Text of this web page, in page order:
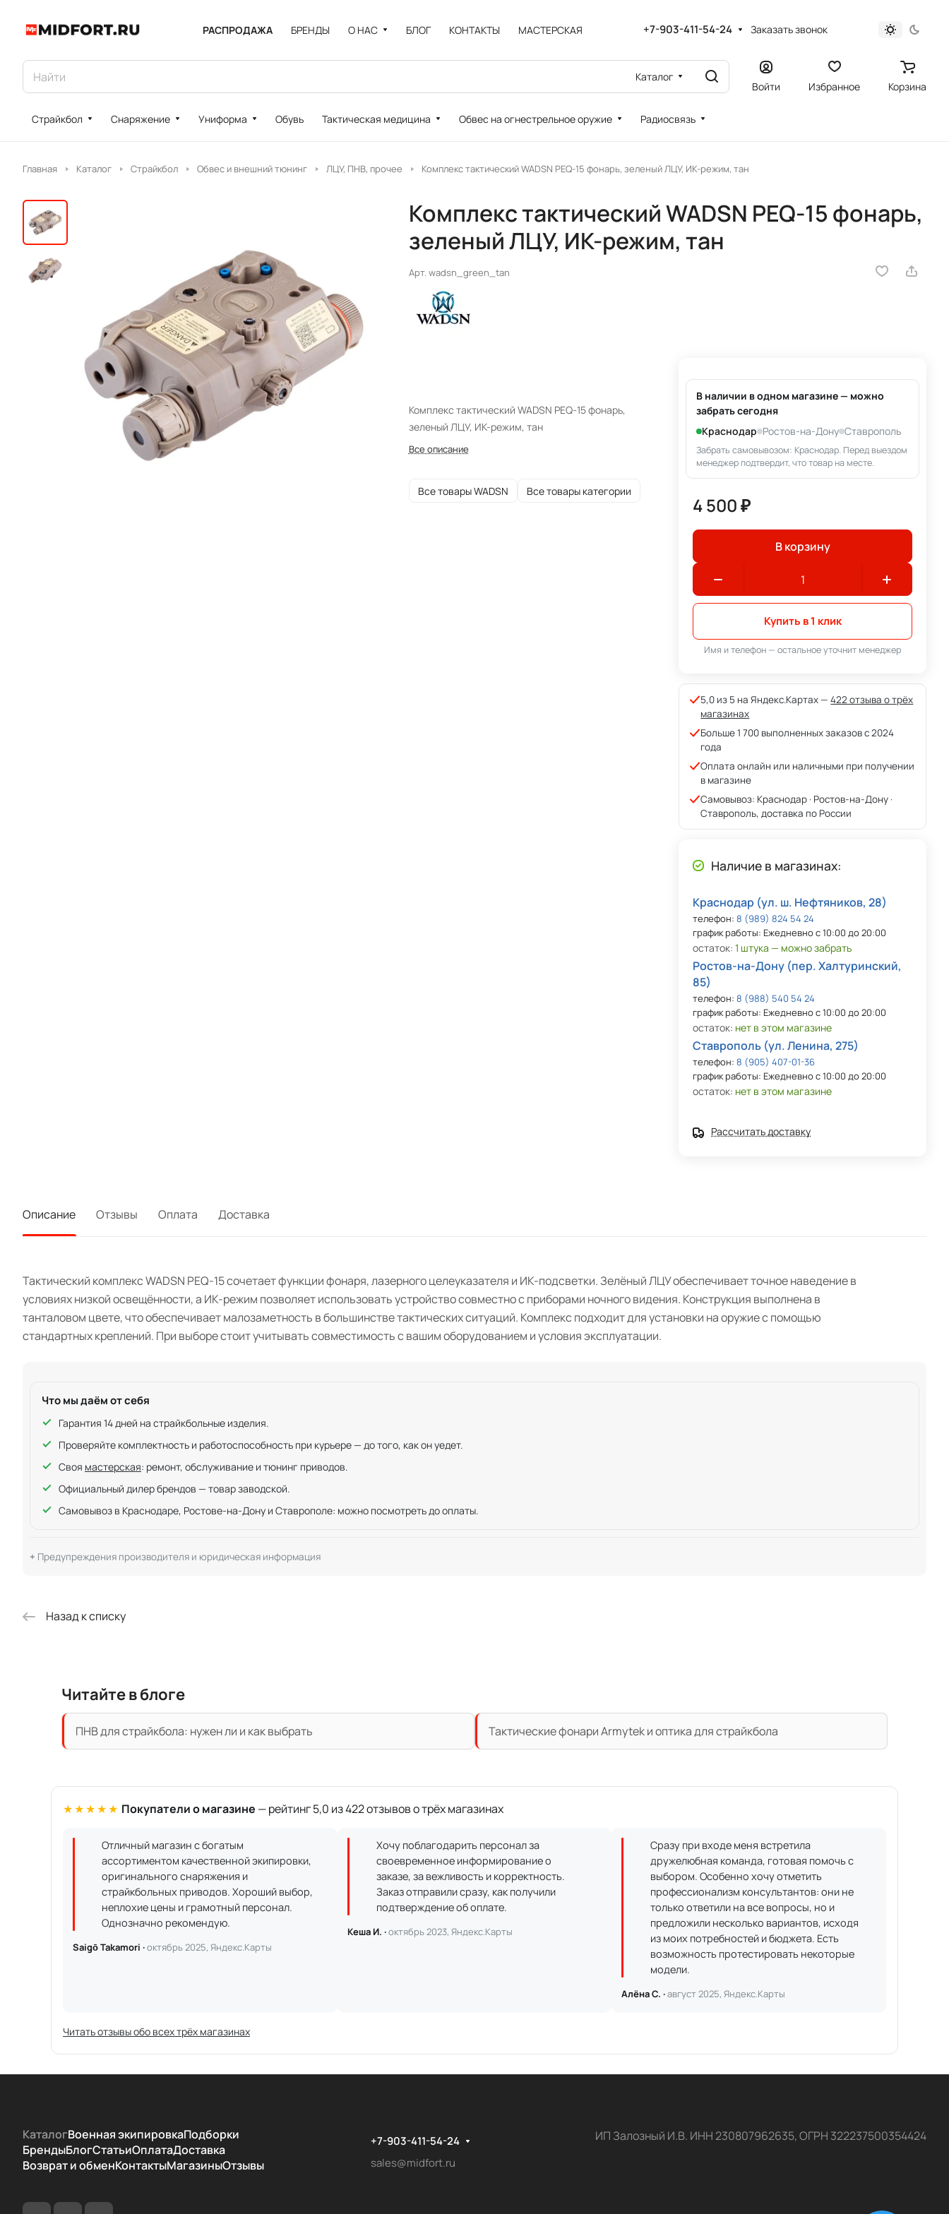
РАСПРОДАЖА БРЕНДЫ О НАС БЛОГ КОНТАКТЫ МАСТЕРСКАЯ +7-903-411-54-24 Заказать звонок
Каталог
Войти Избранное Корзина
Страйкбол Снаряжение Униформа Обувь Тактическая медицина Обвес на огнестрельное оружие Радиосвязь
Главная Каталог Страйкбол Обвес и внешний тюнинг ЛЦУ, ПНВ, прочее Комплекс тактический WADSN PEQ-15 фонарь, зеленый ЛЦУ, ИК-режим, тан
Комплекс тактический WADSN PEQ-15 фонарь,
зеленый ЛЦУ, ИК-режим, тан
Арт.wadsn_green_tan
Комплекс тактический WADSN PEQ-15 фонарь,
зеленый ЛЦУ, ИК-режим, тан
Все описание
Все товары WADSN Все товары категории
В наличии в одном магазине — можно
забрать сегодня
Краснодар Ростов-на-Дону Ставрополь
Забрать самовывозом: Краснодар. Перед выездом
менеджер подтвердит, что товар на месте.
4 500 ₽
В корзину
Купить в 1 клик
Имя и телефон — остальное уточнит менеджер
5,0 из 5 на Яндекс.Картах —422 отзыва о трёх
магазинах
Больше 1 700 выполненных заказов с 2024
года
Оплата онлайн или наличными при получении
в магазине
Самовывоз: Краснодар · Ростов-на-Дону ·
Ставрополь, доставка по России
Наличие в магазинах:
Краснодар (ул. ш. Нефтяников, 28)
телефон:8 (989) 824 54 24
график работы: Ежедневно с 10:00 до 20:00
остаток:1 штука — можно забрать
Ростов-на-Дону (пер. Халтуринский,
85)
телефон:8 (988) 540 54 24
график работы: Ежедневно с 10:00 до 20:00
остаток: нет в этом магазине
Ставрополь (ул. Ленина, 275)
телефон:8 (905) 407-01-36
график работы: Ежедневно с 10:00 до 20:00
остаток: нет в этом магазине
Рассчитать доставку
Описание Отзывы Оплата Доставка
Тактический комплекс WADSN PEQ-15 сочетает функции фонаря, лазерного целеуказателя и ИК-подсветки. Зелёный ЛЦУ обеспечивает точное наведение в
условиях низкой освещённости, а ИК-режим позволяет использовать устройство совместно с приборами ночного видения. Конструкция выполнена в
танталовом цвете, что обеспечивает малозаметность в большинстве тактических ситуаций. Комплекс подходит для установки на оружие с помощью
стандартных креплений. При выборе стоит учитывать совместимость с вашим оборудованием и условия эксплуатации.
Что мы даём от себя
Гарантия 14 дней на страйкбольные изделия.
Проверяйте комплектность и работоспособность при курьере — до того, как он уедет.
Своя мастерская: ремонт, обслуживание и тюнинг приводов.
Официальный дилер брендов — товар заводской.
Самовывоз в Краснодаре, Ростове-на-Дону и Ставрополе: можно посмотреть до оплаты.
Предупреждения производителя и юридическая информация
Назад к списку
Читайте в блоге
ПНВ для страйкбола: нужен ли и как выбрать Тактические фонари Armytek и оптика для страйкбола
★★★★★ Покупатели о магазине — рейтинг 5,0 из 422 отзывов о трёх магазинах
Отличный магазин с богатым
ассортиментом качественной экипировки,
оригинального снаряжения и
страйкбольных приводов. Хороший выбор,
неплохие цены и грамотный персонал.
Однозначно рекомендую.
Saigō Takamori ·октябрь 2025, Яндекс.Карты
Хочу поблагодарить персонал за
своевременное информирование о
заказе, за вежливость и корректность.
Заказ отправили сразу, как получили
подтверждение об оплате.
Кеша И. ·октябрь 2023, Яндекс.Карты
Сразу при входе меня встретила
дружелюбная команда, готовая помочь с
выбором. Особенно хочу отметить
профессионализм консультантов: они не
только ответили на все вопросы, но и
предложили несколько вариантов, исходя
из моих потребностей и бюджета. Есть
возможность протестировать некоторые
модели.
Алёна С. ·август 2025, Яндекс.Карты
Читать отзывы обо всех трёх магазинах
КаталогВоенная экипировкаПодборки
БрендыБлогСтатьиОплатаДоставка
Возврат и обменКонтактыМагазиныОтзывы
+7-903-411-54-24
sales@midfort.ru
ИП Залозный И.В. ИНН 230807962635, ОГРН 322237500354424